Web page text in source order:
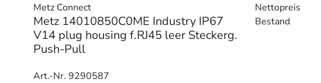
Metz Connect
Metz 14010850C0ME Industry IP67
V14 plug housing f.RJ45 leer Steckerg.
Push-Pull
Art.-Nr. 9290587
Nettopreis
Bestand